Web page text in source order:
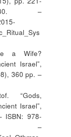
–
a Wife?
Israel”,
360 pp. –
“Gods,
Israel”,
ISBN: 978-
–